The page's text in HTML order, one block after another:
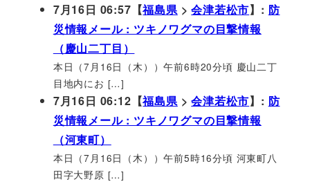
7月16日 06:57【福島県>会津若松市】: 防
災情報メール : ツキノワグマの目撃情報
（慶山二丁目）
本日（7月16日（木））午前6時20分頃 慶山二丁
目地内にお […]
7月16日 06:12【福島県>会津若松市】: 防
災情報メール : ツキノワグマの目撃情報
（河東町）
本日（7月16日（木））午前5時16分頃 河東町八
田字大野原 […]